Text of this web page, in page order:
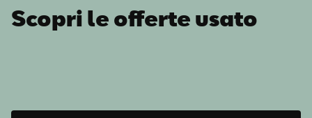
Scopri le offerte usato